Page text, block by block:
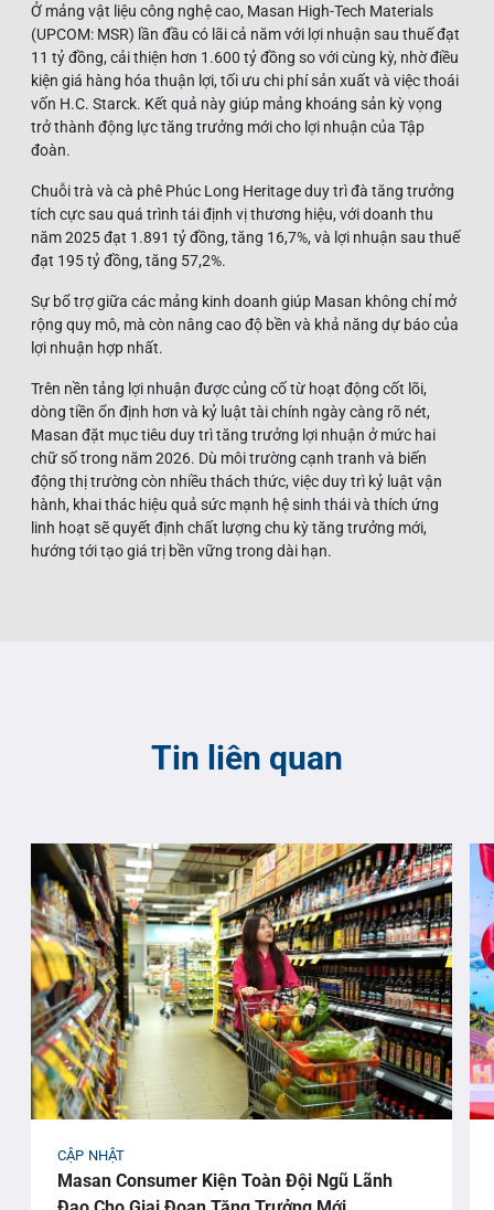
Ở mảng vật liệu công nghệ cao, Masan High-Tech Materials
(UPCOM: MSR) lần đầu có lãi cả năm với lợi nhuận sau thuế đạt
11 tỷ đồng, cải thiện hơn 1.600 tỷ đồng so với cùng kỳ, nhờ điều
kiện giá hàng hóa thuận lợi, tối ưu chi phí sản xuất và việc thoái
vốn H.C. Starck. Kết quả này giúp mảng khoáng sản kỳ vọng
trở thành động lực tăng trưởng mới cho lợi nhuận của Tập
đoàn.
Chuỗi trà và cà phê Phúc Long Heritage duy trì đà tăng trưởng
tích cực sau quá trình tái định vị thương hiệu, với doanh thu
năm 2025 đạt 1.891 tỷ đồng, tăng 16,7%, và lợi nhuận sau thuế
đạt 195 tỷ đồng, tăng 57,2%.
Sự bổ trợ giữa các mảng kinh doanh giúp Masan không chỉ mở
rộng quy mô, mà còn nâng cao độ bền và khả năng dự báo của
lợi nhuận hợp nhất.
Trên nền tảng lợi nhuận được củng cố từ hoạt động cốt lõi,
dòng tiền ổn định hơn và kỷ luật tài chính ngày càng rõ nét,
Masan đặt mục tiêu duy trì tăng trưởng lợi nhuận ở mức hai
chữ số trong năm 2026. Dù môi trường cạnh tranh và biến
động thị trường còn nhiều thách thức, việc duy trì kỷ luật vận
hành, khai thác hiệu quả sức mạnh hệ sinh thái và thích ứng
linh hoạt sẽ quyết định chất lượng chu kỳ tăng trưởng mới,
hướng tới tạo giá trị bền vững trong dài hạn.
Tin liên quan
CẬP NHẬT
Masan Consumer Kiện Toàn Đội Ngũ Lãnh